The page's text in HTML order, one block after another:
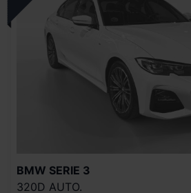
BMW SERIE 3
320D AUTO.